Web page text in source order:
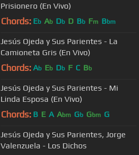
Prisionero (En Vivo)
Chords: Eb Ab Db D Bb Fm Bbm
Jesús Ojeda y Sus Parientes - La
Camioneta Gris (En Vivo)
Chords: Ab Eb Db F C Bb
Jesús Ojeda y Sus Parientes - Mi
Linda Esposa (En Vivo)
Chords: B E A Abm Gb Gbm G
Jesús Ojeda y Sus Parientes, Jorge
Valenzuela - Los Dichos